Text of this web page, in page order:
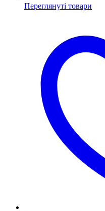
Переглянуті товари